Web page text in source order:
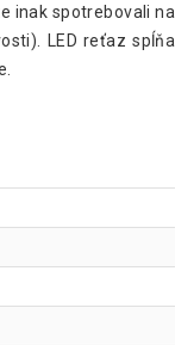
inak spotrebovali na
LED reťaz spĺňa